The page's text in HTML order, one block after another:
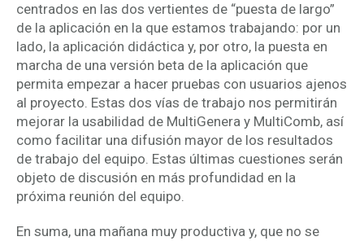
centrados en las dos vertientes de “puesta de largo”
de la aplicación en la que estamos trabajando: por un
lado, la aplicación didáctica y, por otro, la puesta en
marcha de una versión beta de la aplicación que
permita empezar a hacer pruebas con usuarios ajenos
al proyecto. Estas dos vías de trabajo nos permitirán
mejorar la usabilidad de MultiGenera y MultiComb, así
como facilitar una difusión mayor de los resultados
de trabajo del equipo. Estas últimas cuestiones serán
objeto de discusión en más profundidad en la
próxima reunión del equipo.
En suma, una mañana muy productiva y, que no se